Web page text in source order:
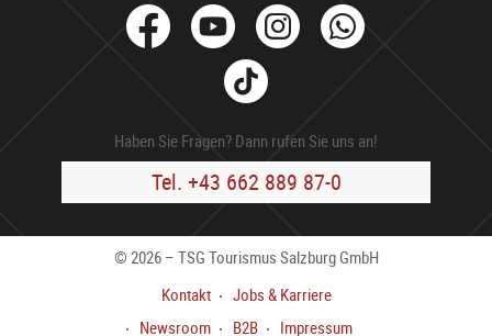
facebook
YoutubeInstagram
Tik
Tok
Haben Sie Fragen? Dann rufen Sie uns an!
Tel. +43 662 889 87-0
© 2026 – TSG Tourismus Salzburg GmbH
Kontakt
Jobs & Karriere
Newsroom
B2B Impressum